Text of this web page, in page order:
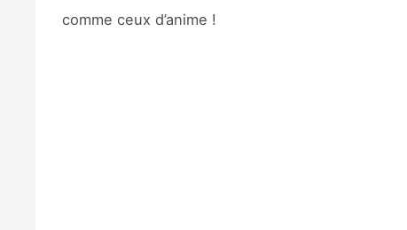
comme ceux d’anime !